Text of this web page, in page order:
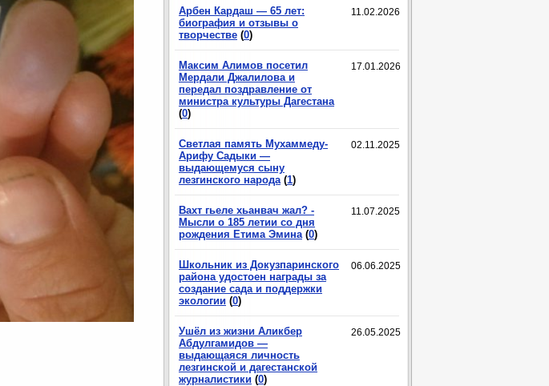
11.02.2026
Арбен Кардаш — 65 лет:
биография и отзывы о
творчестве (0)
17.01.2026
Максим Алимов посетил
Мердали Джалилова и
передал поздравление от
министра культуры Дагестана
(0)
02.11.2025
Светлая память Мухаммеду-
Арифу Садыки —
выдающемуся сыну
лезгинского народа (1)
11.07.2025
Вахт гьеле хьанвач жал? -
Мысли о 185 летии со дня
рождения Етима Эмина (0)
06.06.2025
Школьник из Докузпаринского
района удостоен награды за
создание сада и поддержки
экологии (0)
26.05.2025
Ушёл из жизни Аликбер
Абдулгамидов —
выдающаяся личность
лезгинской и дагестанской
журналистики (0)